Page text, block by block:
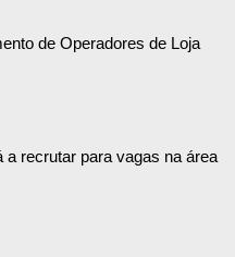
de Operadores de Loja
a recrutar para vagas na área